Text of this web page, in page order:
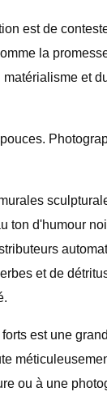
est de
la
et
d'humour
et de
est une
ou à une